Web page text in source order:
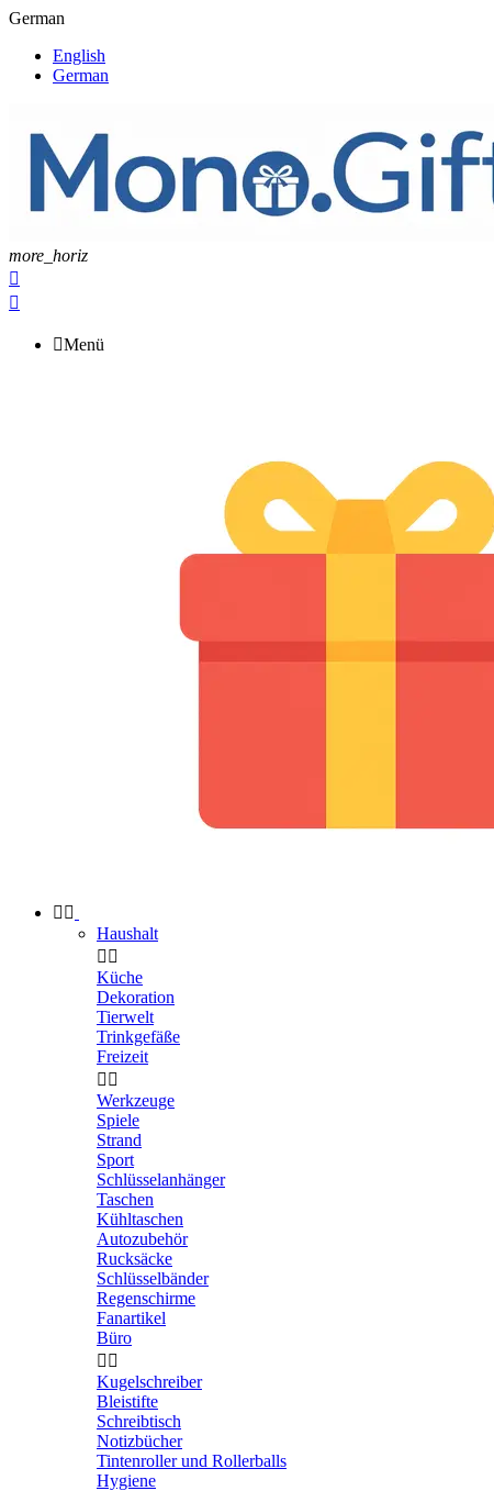
German
English
German
more_horiz


Menü
 
Haushalt
 
Küche
Dekoration
Tierwelt
Trinkgefäße
Freizeit
 
Werkzeuge
Spiele
Strand
Sport
Schlüsselanhänger
Taschen
Kühltaschen
Autozubehör
Rucksäcke
Schlüsselbänder
Regenschirme
Fanartikel
Büro
 
Kugelschreiber
Bleistifte
Schreibtisch
Notizbücher
Tintenroller und Rollerballs
Hygiene